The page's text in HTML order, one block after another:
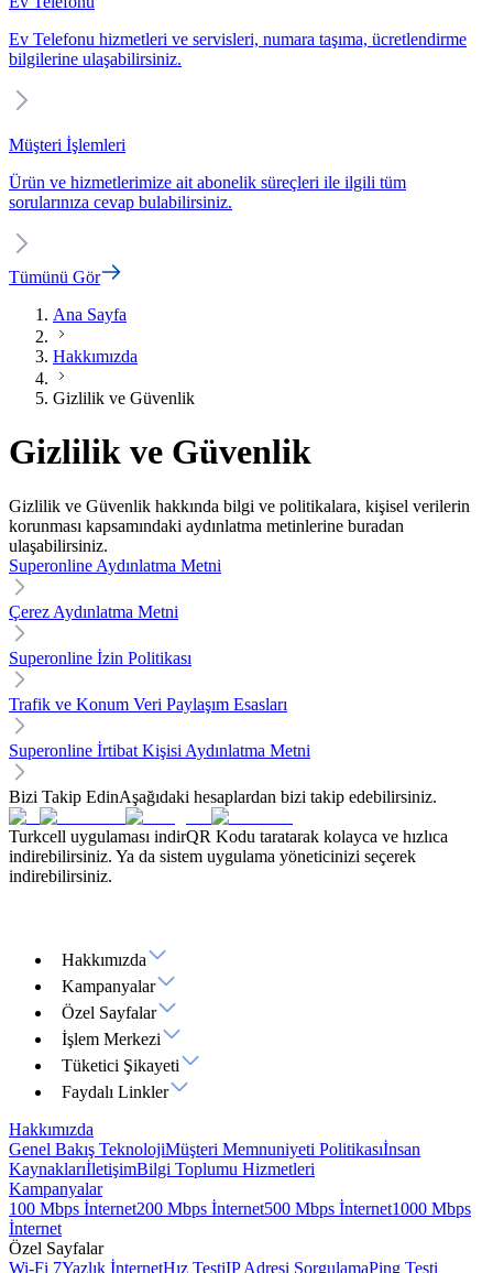
Ev Telefonu hizmetleri ve servisleri, numara taşıma, ücretlendirme
bilgilerine ulaşabilirsiniz.
Müşteri İşlemleri
Ürün ve hizmetlerimize ait abonelik süreçleri ile ilgili tüm
sorularınıza cevap bulabilirsiniz.
Tümünü Gör
Ana Sayfa
Hakkımızda
Gizlilik ve Güvenlik
Gizlilik ve Güvenlik
Gizlilik ve Güvenlik hakkında bilgi ve politikalara, kişisel verilerin
korunması kapsamındaki aydınlatma metinlerine buradan
ulaşabilirsiniz.
Superonline Aydınlatma Metni
Çerez Aydınlatma Metni
Superonline İzin Politikası
Trafik ve Konum Veri Paylaşım Esasları
Superonline İrtibat Kişisi Aydınlatma Metni
Bizi Takip EdinAşağıdaki hesaplardan bizi takip edebilirsiniz.
Turkcell uygulaması indirQR Kodu taratarak kolayca ve hızlıca
indirebilirsiniz. Ya da sistem uygulama yöneticinizi seçerek
indirebilirsiniz.
Hakkımızda
Kampanyalar
Özel Sayfalar
İşlem Merkezi
Tüketici Şikayeti
Faydalı Linkler
Hakkımızda
Genel Bakış TeknolojiMüşteri Memnuniyeti Politikasıİnsan
KaynaklarıİletişimBilgi Toplumu Hizmetleri
Kampanyalar
100 Mbps İnternet200 Mbps İnternet500 Mbps İnternet1000 Mbps
İnternet
Özel Sayfalar
Wi-Fi 7Yazlık İnternetHız TestiIP Adresi SorgulamaPing Testi